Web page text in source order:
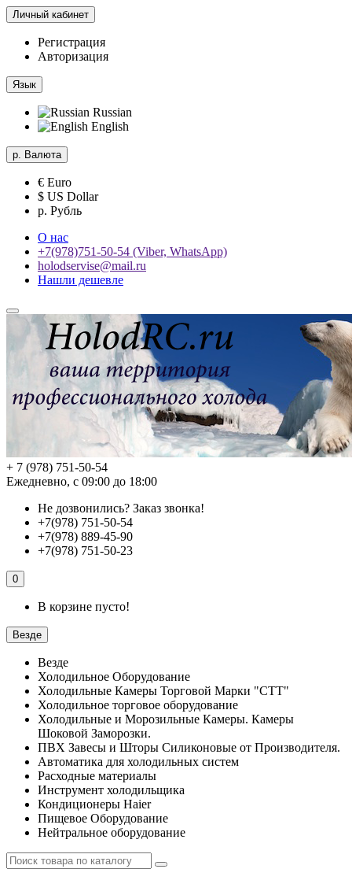
Личный кабинет
Регистрация
Авторизация
Язык
Russian
English
р. Валюта
€ Euro
$ US Dollar
р. Рубль
О нас
+7(978)751-50-54 (Viber, WhatsApp)
holodservise@mail.ru
Нашли дешевле
+ 7 (978) 751-50-54
Ежедневно, с 09:00 до 18:00
Не дозвонились? Заказ звонка!
+7(978) 751-50-54
+7(978) 889-45-90
+7(978) 751-50-23
0
В корзине пусто!
Везде
Везде
Холодильное Оборудование
Холодильные Камеры Торговой Марки "СТТ"
Холодильное торговое оборудование
Холодильные и Морозильные Камеры. Камеры
Шоковой Заморозки.
ПВХ Завесы и Шторы Силиконовые от Производителя.
Автоматика для холодильных систем
Расходные материалы
Инструмент холодильщика
Кондиционеры Haier
Пищевое Оборудование
Нейтральное оборудование